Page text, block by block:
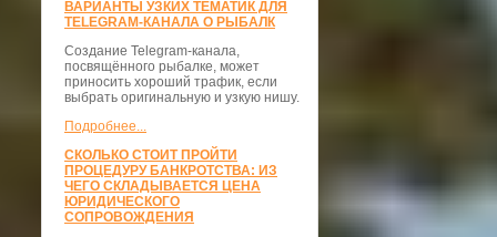
ВАРИАНТЫ УЗКИХ ТЕМАТИК ДЛЯ
TELEGRAM-КАНАЛА О РЫБАЛК
Создание Telegram-канала,
посвящённого рыбалке, может
приносить хороший трафик, если
выбрать оригинальную и узкую нишу.
Подробнее...
СКОЛЬКО СТОИТ ПРОЙТИ
ПРОЦЕДУРУ БАНКРОТСТВА: ИЗ
ЧЕГО СКЛАДЫВАЕТСЯ ЦЕНА
ЮРИДИЧЕСКОГО
СОПРОВОЖДЕНИЯ